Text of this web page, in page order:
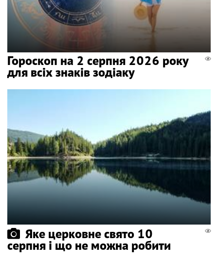
Гороскоп на 2 серпня 2026 року
для всіх знаків зодіаку
Яке церковне свято 10
серпня і що не можна робити